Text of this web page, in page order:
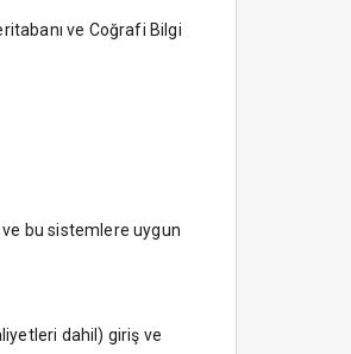
ve Coğrafi Bilgi
bu sistemlere uygun
dahil) giriş ve